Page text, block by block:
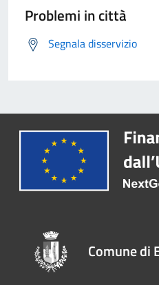
Problemi in città
Segnala disservizio
Comune di